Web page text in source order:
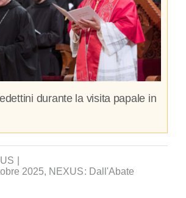
durante la visita papale in
2025, NEXUS: Dall'Abate